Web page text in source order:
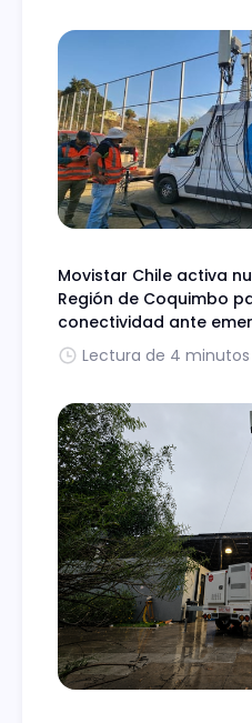
Movistar Chile activa
Región de Coquimbo
conectividad ante
Lectura de 4 minutos